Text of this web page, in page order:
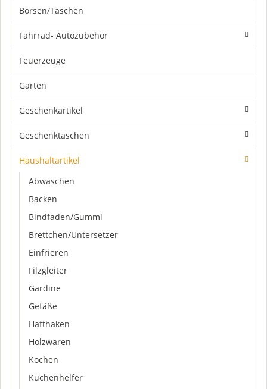
Börsen/Taschen
Fahrrad- Autozubehör
Feuerzeuge
Garten
Geschenkartikel
Geschenktaschen
Haushaltartikel
Abwaschen
Backen
Bindfaden/Gummi
Brettchen/Untersetzer
Einfrieren
Filzgleiter
Gardine
Gefäße
Hafthaken
Holzwaren
Kochen
Küchenhelfer